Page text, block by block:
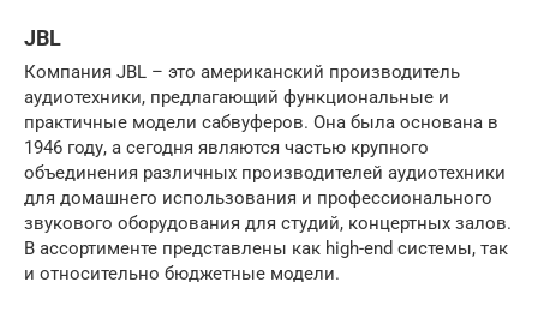
JBL
Компания JBL – это американский производитель
аудиотехники, предлагающий функциональные и
практичные модели сабвуферов. Она была основана в
1946 году, а сегодня являются частью крупного
объединения различных производителей аудиотехники
для домашнего использования и профессионального
звукового оборудования для студий, концертных залов.
В ассортименте представлены как high-end системы, так
и относительно бюджетные модели.